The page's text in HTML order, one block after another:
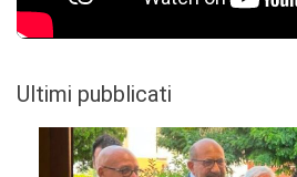
Ultimi pubblicati